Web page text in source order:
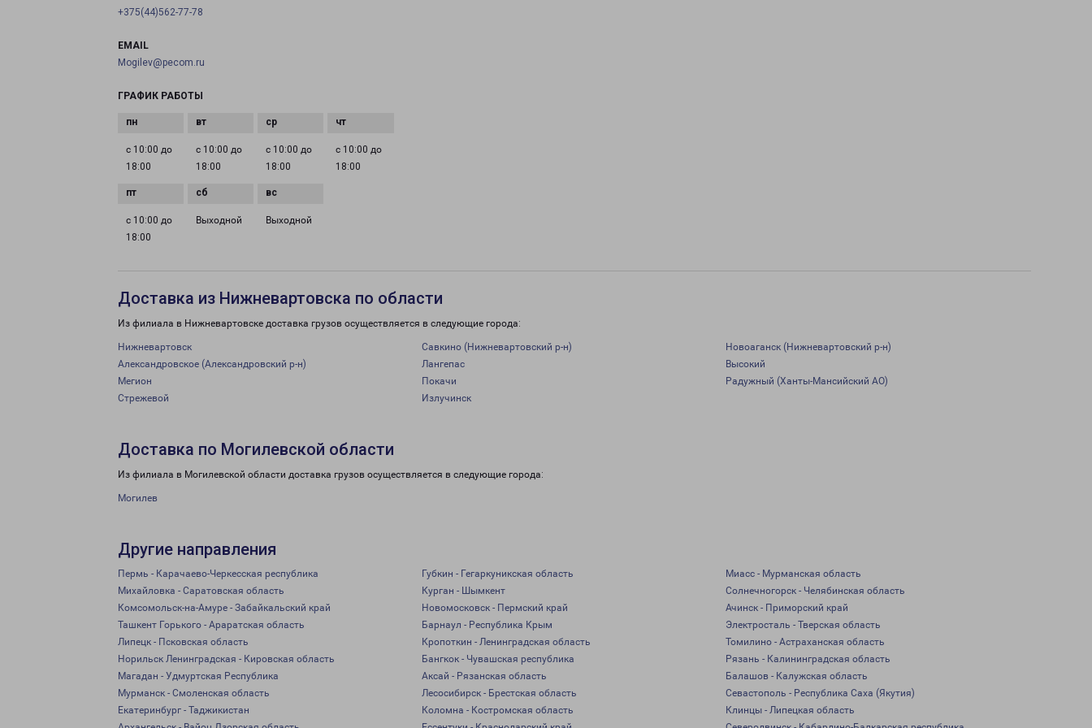
+375(44)562-77-78
EMAIL
Mogilev@pecom.ru
ГРАФИК РАБОТЫ
с 10:00 до
18:00
с 10:00 до
18:00
с 10:00 до
18:00
с 10:00 до
18:00
с 10:00 до
18:00
Выходной Выходной
Доставка из Нижневартовска по области
Из филиала в Нижневартовске доставка грузов осуществляется в следующие города:
Нижневартовск Савкино (Нижневартовский р-н)
Новоаганск (Нижневартовский р-н)
Александровское (Александровский р-н)
Лангепас
Высокий
Мегион
Покачи
Радужный (Ханты-Мансийский АО)
Стрежевой
Излучинск
Доставка по Могилевской области
Из филиала в Могилевской области доставка грузов осуществляется в следующие города:
Могилев
Другие направления
Пермь - Карачаево-Черкесская республика Губкин - Гегаркуникская область
Миасс - Мурманская область
Михайловка - Саратовская область
Курган - Шымкент
Солнечногорск - Челябинская область
Комсомольск-на-Амуре - Забайкальский край
Новомосковск - Пермский край
Ачинск - Приморский край
Ташкент Горького - Араратская область
Барнаул - Республика Крым
Электросталь - Тверская область
Липецк - Псковская область
Кропоткин - Ленинградская область
Томилино - Астраханская область
Норильск Ленинградская - Кировская область
Бангкок - Чувашская республика
Рязань - Калининградская область
Магадан - Удмуртская Республика
Аксай - Рязанская область
Балашов - Калужская область
Мурманск - Смоленская область
Лесосибирск - Брестская область
Севастополь - Республика Саха (Якутия)
Екатеринбург - Таджикистан
Коломна - Костромская область
Клинцы - Липецкая область